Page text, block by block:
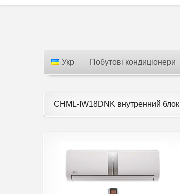
Укр Побутові кондиціонери
CHML-IW18DNK внутренний блок